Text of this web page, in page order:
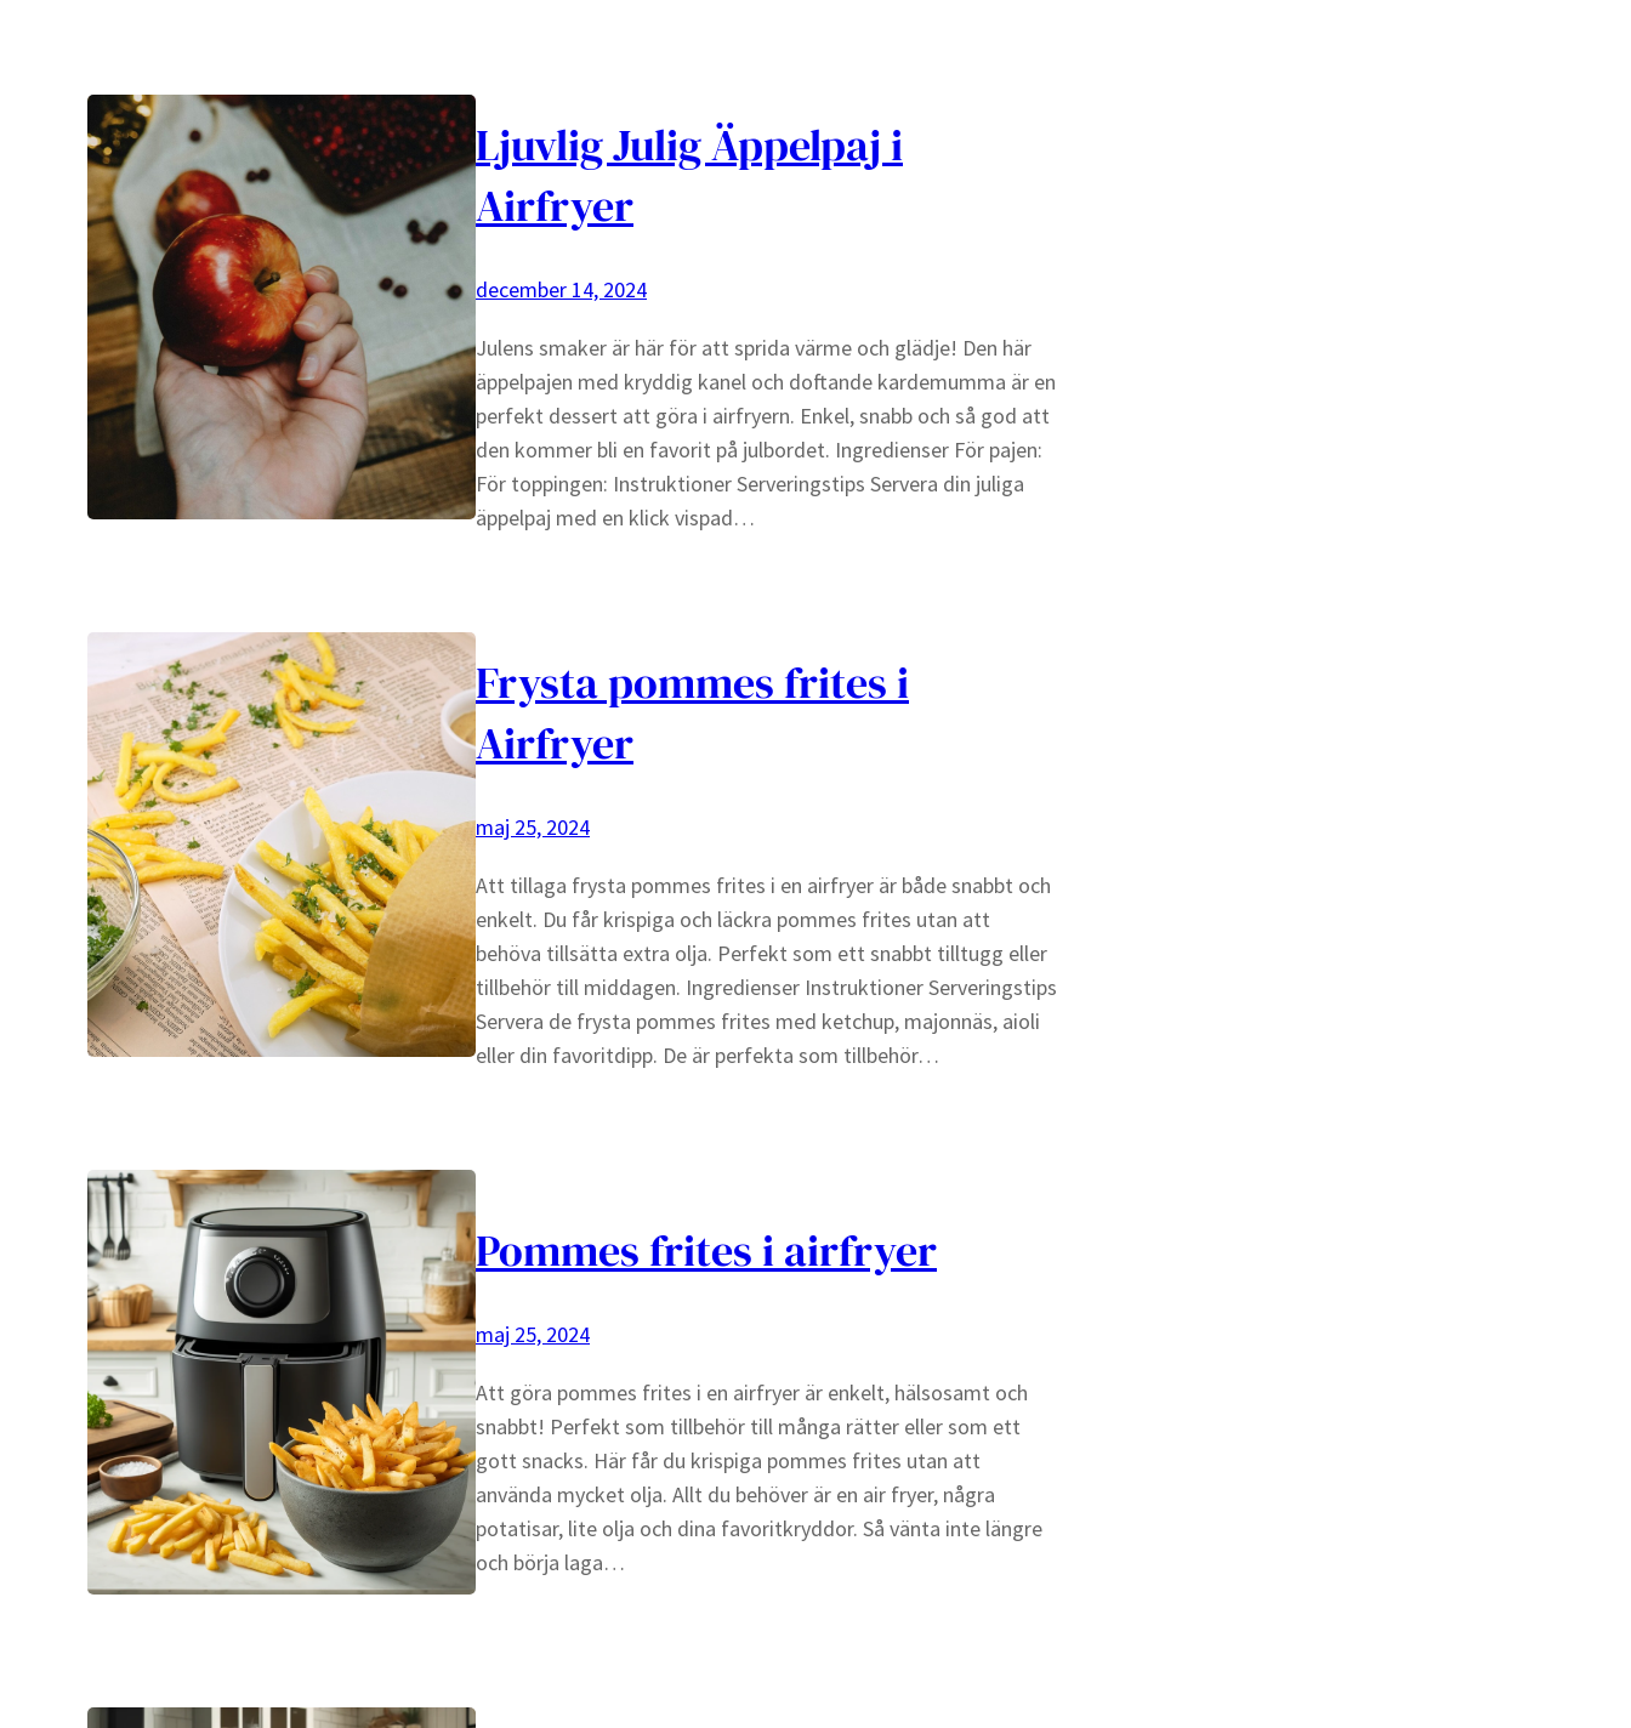
Ljuvlig Julig Äppelpaj i
Airfryer
december 14, 2024
Julens smaker är här för att sprida värme och glädje! Den här
äppelpajen med kryddig kanel och doftande kardemumma är en
perfekt dessert att göra i airfryern. Enkel, snabb och så god att
den kommer bli en favorit på julbordet. Ingredienser För pajen:
För toppingen: Instruktioner Serveringstips Servera din juliga
äppelpaj med en klick vispad…
Frysta pommes frites i
Airfryer
maj 25, 2024
Att tillaga frysta pommes frites i en airfryer är både snabbt och
enkelt. Du får krispiga och läckra pommes frites utan att
behöva tillsätta extra olja. Perfekt som ett snabbt tilltugg eller
tillbehör till middagen. Ingredienser Instruktioner Serveringstips
Servera de frysta pommes frites med ketchup, majonnäs, aioli
eller din favoritdipp. De är perfekta som tillbehör…
Pommes frites i airfryer
maj 25, 2024
Att göra pommes frites i en airfryer är enkelt, hälsosamt och
snabbt! Perfekt som tillbehör till många rätter eller som ett
gott snacks. Här får du krispiga pommes frites utan att
använda mycket olja. Allt du behöver är en air fryer, några
potatisar, lite olja och dina favoritkryddor. Så vänta inte längre
och börja laga…